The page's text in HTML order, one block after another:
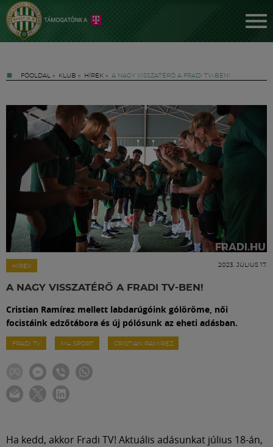
FŐOLDAL » KLUB » HÍREK » A NAGY VISSZATÉRŐ A FRADI TV-BEN!
HÍREK 2023. JÚLIUS 17.
A NAGY VISSZATÉRŐ A FRADI TV-BEN!
Cristian Ramírez mellett labdarúgóink gólöröme, női
focistáink edzőtábora és új pólósunk az eheti adásban.
FRADI TV M4 SPORT CRISTIAN RAMÍREZ
Ha kedd, akkor Fradi TV! Aktuális adásunkat július 18-án,
Jegyek
FM YouTube +
Hírek
Szakosztályok
Klub
Szolgáltatások